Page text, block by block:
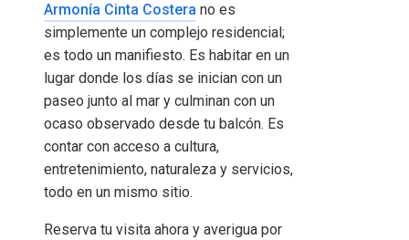
Armonía Cinta Costera no es
simplemente un complejo residencial;
es todo un manifiesto. Es habitar en un
lugar donde los días se inician con un
paseo junto al mar y culminan con un
ocaso observado desde tu balcón. Es
contar con acceso a cultura,
entretenimiento, naturaleza y servicios,
todo en un mismo sitio.
Reserva tu visita ahora y averigua por